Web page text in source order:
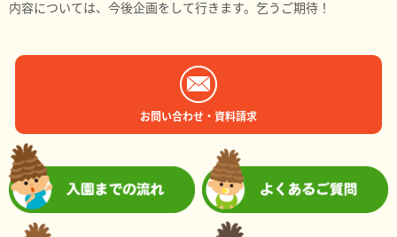
内容については、今後企画をして行きます。乞うご期待！
お問い合わせ・資料請求